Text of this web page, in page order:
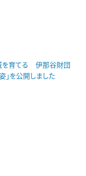
を育てる 伊那谷財団
」を公開しました